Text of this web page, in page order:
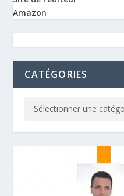
Amazon
CATÉGORIES